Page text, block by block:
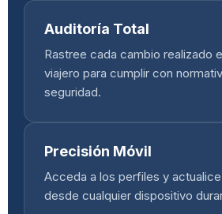
Auditoría Total
Rastree cada cambio realizado
viajero para cumplir con
seguridad.
Precisión Móvil
Acceda a los perfiles y
desde cualquier dispositivo